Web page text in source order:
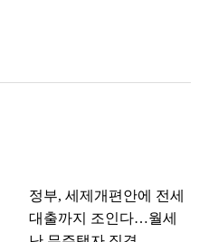
정부, 세제개편안에 전세
대출까지 조인다…월세